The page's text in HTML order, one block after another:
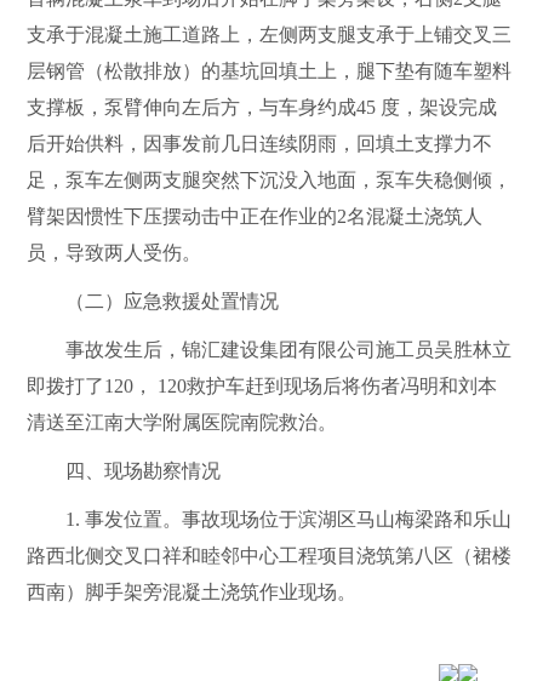
支承于混凝土施工道路上，左侧两支腿支承于上铺交叉三
层钢管（松散排放）的基坑回填土上，腿下垫有随车塑料
支撑板，泵臂伸向左后方，与车身约成45 度，架设完成
后开始供料，因事发前几日连续阴雨，回填土支撑力不
足，泵车左侧两支腿突然下沉没入地面，泵车失稳侧倾，
臂架因惯性下压摆动击中正在作业的2名混凝土浇筑人
员，导致两人受伤。
（二）应急救援处置情况
事故发生后，锦汇建设集团有限公司施工员吴胜林立
即拨打了120 ， 120救护车赶到现场后将伤者冯明和刘本
清送至江南大学附属医院南院救治。
四、现场勘察情况
1.事发位置。事故现场位于滨湖区马山梅梁路和乐山
路西北侧交叉口祥和睦邻中心工程项目浇筑第八区（裙楼
西南）脚手架旁混凝土浇筑作业现场。